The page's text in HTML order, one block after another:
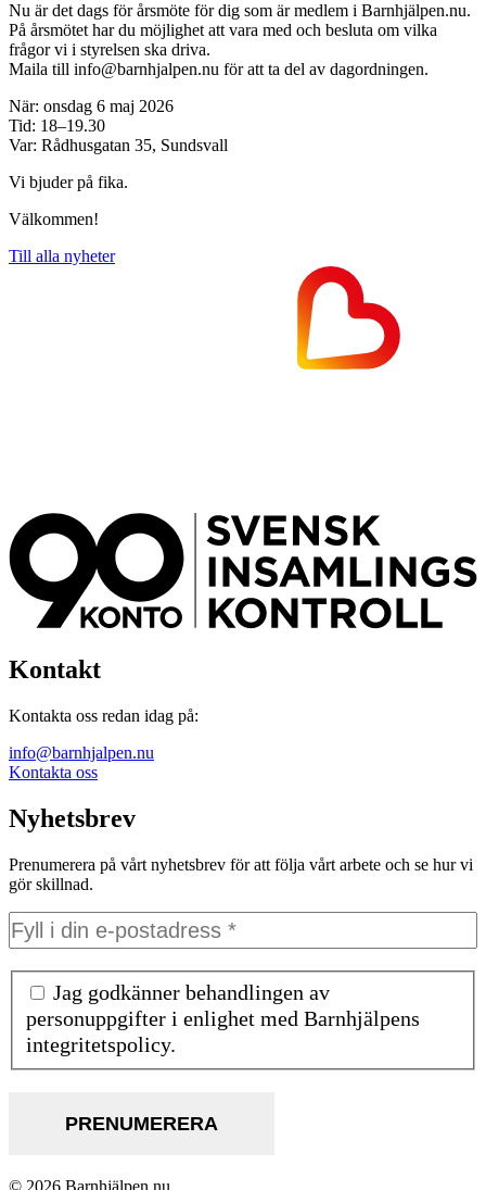
Nu är det dags för årsmöte för dig som är medlem i Barnhjälpen.nu.
På årsmötet har du möjlighet att vara med och besluta om vilka
frågor vi i styrelsen ska driva.
Maila till info@barnhjalpen.nu för att ta del av dagordningen.
När: onsdag 6 maj 2026
Tid: 18–19.30
Var: Rådhusgatan 35, Sundsvall
Vi bjuder på fika.
Välkommen!
Till alla nyheter
Kontakt
Kontakta oss redan idag på:
info@barnhjalpen.nu
Kontakta oss
Nyhetsbrev
Prenumerera på vårt nyhetsbrev för att följa vårt arbete och se hur vi
gör skillnad.
Jag godkänner behandlingen av
personuppgifter i enlighet med Barnhjälpens
integritetspolicy.
© 2026 Barnhjälpen.nu